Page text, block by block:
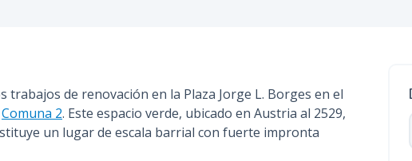
trabajos de renovación en la Plaza Jorge L. Borges en el
Comuna 2. Este espacio verde, ubicado en Austria al 2529,
un lugar de escala barrial con fuerte impronta